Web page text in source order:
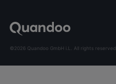
©2026 Quandoo GmbH i.L. All rights reserved